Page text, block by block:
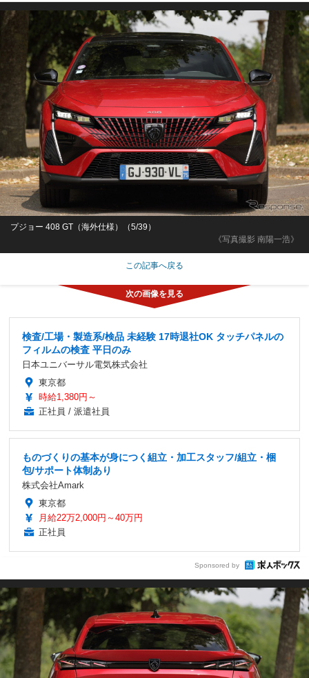
《写真撮影 南陽一浩》
プジョー 408 GT（海外仕様）（5/39）
この記事へ戻る
検査/工場・製造系/検品 未経験 17時退社OK タッチパネルの
フィルムの検査 平日のみ
日本ユニバーサル電気株式会社
東京都
時給1,380円～
正社員 / 派遣社員
ものづくりの基本が身につく組立・加工スタッフ/組立・梱
包/サポート体制あり
株式会社Amark
東京都
月給22万2,000円～40万円
正社員
Sponsored by